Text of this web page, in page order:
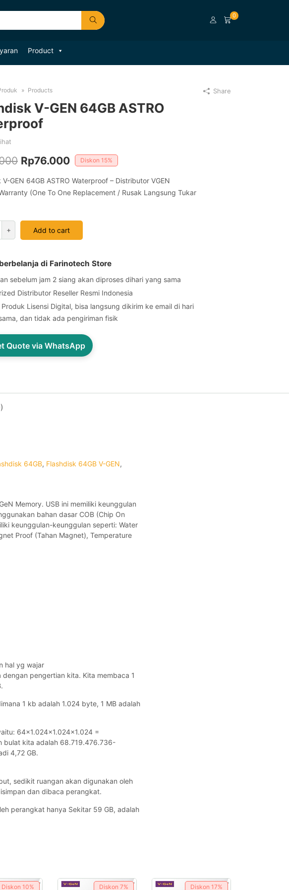
0
Product
Products
V-GEN 64GB ASTRO
Original
price
was:
Rp76.000Current
price
is:
Diskon 15%
V-GEN 64GB ASTRO Waterproof – Distributor VGEN
(One To One Replacement / Rusak Langsung Tukar
+ Add to cart
di Farinotech Store
sebelum jam 2 siang akan diproses dihari yang sama
Distributor Reseller Resmi Indonesia
Lisensi Digital, bisa langsung dikirim ke email di hari
dan tidak ada pengiriman fisik
Quote via WhatsApp
Share
64GB, Flashdisk 64GB V-GEN,
Memory. USB ini memiliki keunggulan
bahan dasar COB (Chip On
keunggulan-keunggulan seperti: Water
Proof (Tahan Magnet), Temperature
hal yg wajar
pengertian kita. Kita membaca 1
1 kb adalah 1.024 byte, 1 MB adalah
64×1.024×1.024×1.024 =
bulat kita adalah 68.719.476.736-
4,72 GB.
sedikit ruangan akan digunakan oleh
dan dibaca perangkat.
perangkat hanya Sekitar 59 GB, adalah
Diskon 10% Diskon 7% Diskon 17%